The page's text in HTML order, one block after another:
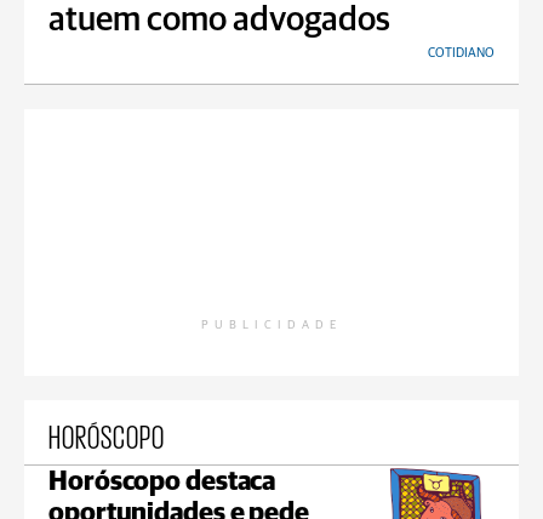
atuem como advogados
COTIDIANO
PUBLICIDADE
HORÓSCOPO
Horóscopo destaca